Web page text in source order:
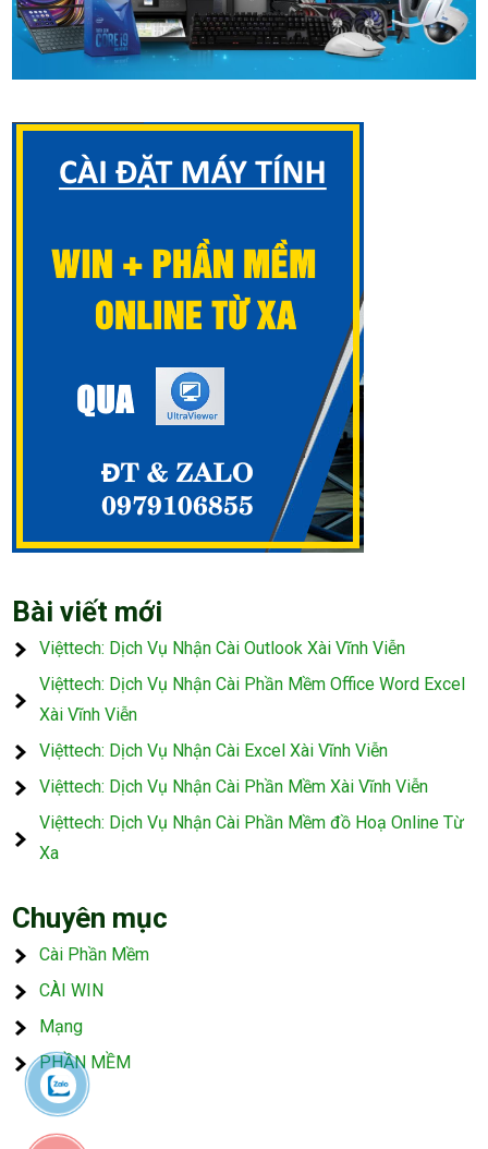
Bài viết mới
Việttech: Dịch Vụ Nhận Cài Outlook Xài Vĩnh Viễn
Việttech: Dịch Vụ Nhận Cài Phần Mềm Office Word Excel
Xài Vĩnh Viễn
Việttech: Dịch Vụ Nhận Cài Excel Xài Vĩnh Viễn
Việttech: Dịch Vụ Nhận Cài Phần Mềm Xài Vĩnh Viễn
Việttech: Dịch Vụ Nhận Cài Phần Mềm đồ Hoạ Online Từ
Xa
Chuyên mục
Cài Phần Mềm
CÀI WIN
Mạng
PHẦN MỀM